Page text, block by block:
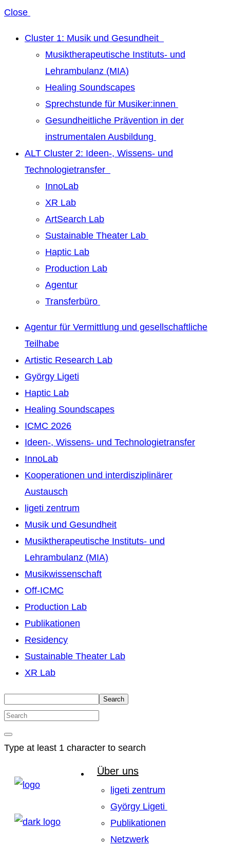
Close
Cluster 1: Musik und Gesundheit
Musiktherapeutische Instituts- und
Lehrambulanz (MIA)
Healing Soundscapes
Sprechstunde für Musiker:innen
Gesundheitliche Prävention in der
instrumentalen Ausbildung
ALT Cluster 2: Ideen-, Wissens- und
Technologietransfer
InnoLab
XR Lab
ArtSearch Lab
Sustainable Theater Lab
Haptic Lab
Production Lab
Agentur
Transferbüro
Agentur für Vermittlung und gesellschaftliche
Teilhabe
Artistic Research Lab
György Ligeti
Haptic Lab
Healing Soundscapes
ICMC 2026
Ideen-, Wissens- und Technologietransfer
InnoLab
Kooperationen und interdisziplinärer
Austausch
ligeti zentrum
Musik und Gesundheit
Musiktherapeutische Instituts- und
Lehrambulanz (MIA)
Musikwissenschaft
Off-ICMC
Production Lab
Publikationen
Residency
Sustainable Theater Lab
XR Lab
Search
Type at least 1 character to search
Über uns
ligeti zentrum
György Ligeti
Publikationen
Netzwerk